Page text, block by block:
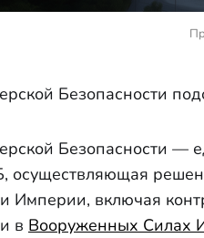
Безопасности
Безопасности —
осуществляющая
Империи, включая
в Вооруженных Силах